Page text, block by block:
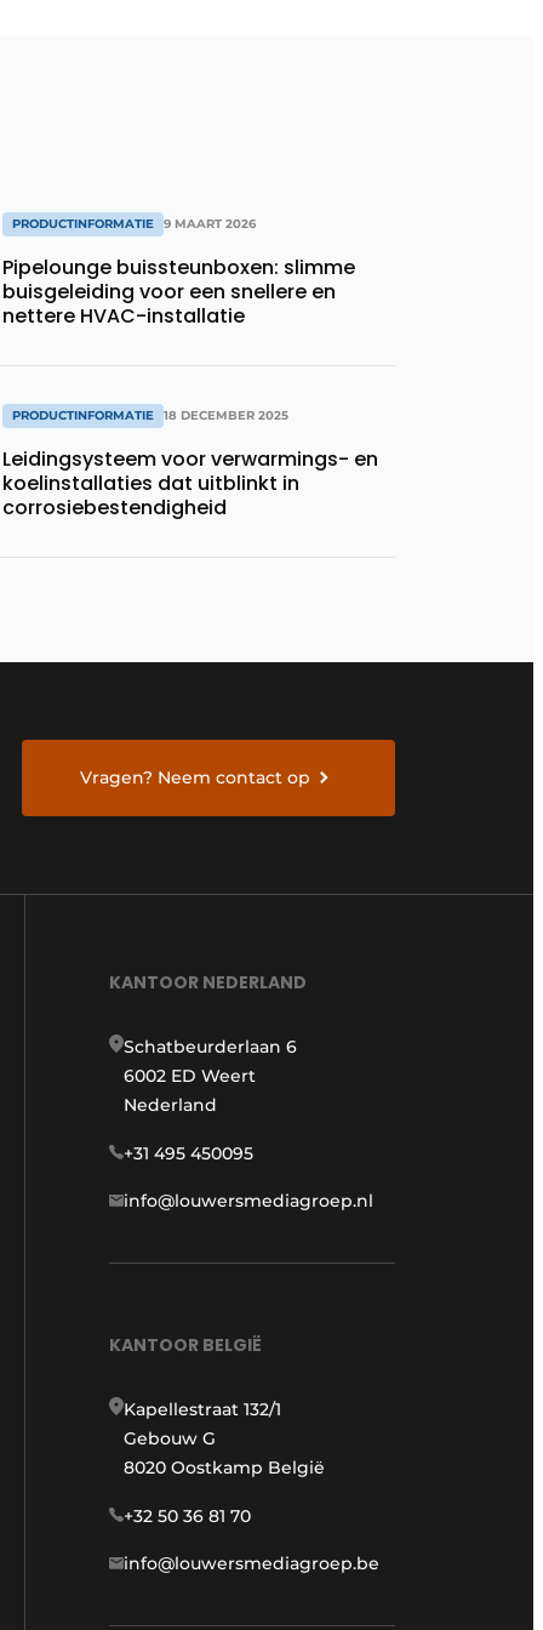
PRODUCTINFORMATIE 9 MAART 2026
Pipelounge buissteunboxen: slimme
buisgeleiding voor een snellere en
nettere HVAC-installatie
PRODUCTINFORMATIE 18 DECEMBER 2025
Leidingsysteem voor verwarmings- en
koelinstallaties dat uitblinkt in
corrosiebestendigheid
Vragen? Neem contact op
KANTOOR NEDERLAND
Schatbeurderlaan 6
6002 ED Weert
Nederland
+31 495 450095
info@louwersmediagroep.nl
KANTOOR BELGIË
Kapellestraat 132/1
Gebouw G
8020 Oostkamp België
+32 50 36 81 70
info@louwersmediagroep.be